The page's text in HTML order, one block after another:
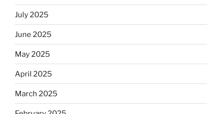
July 2025
June 2025
May 2025
April 2025
March 2025